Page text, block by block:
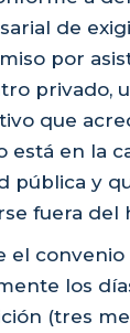
de
por
privado,
que
está en la
pública y
fuera del
el
los
(tres